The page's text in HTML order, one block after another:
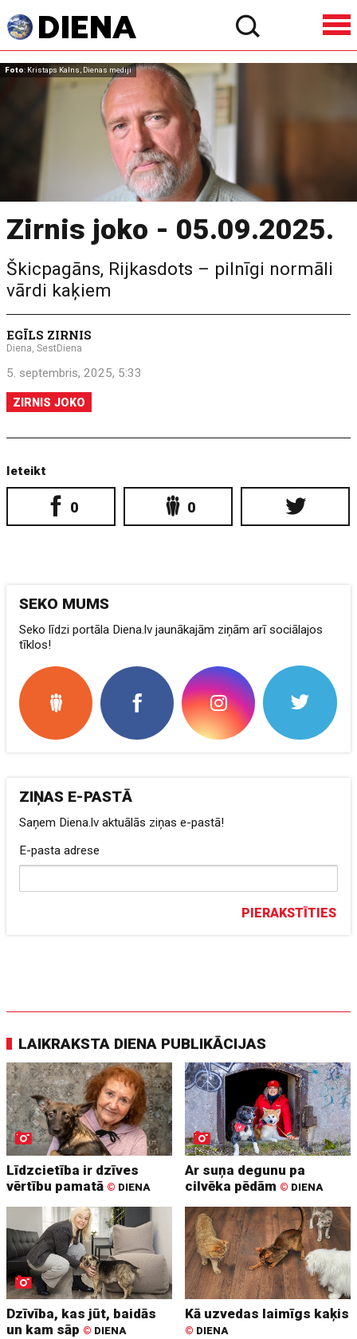
Foto: Kristaps Kalns, Dienas mediji
Zirnis joko - 05.09.2025.
Škicpagāns, Rijkasdots – pilnīgi normāli
vārdi kaķiem
EGĪLS ZIRNIS
Diena, SestDiena
5. septembris, 2025, 5:33
ZIRNIS JOKO
Ieteikt
0 0
SEKO MUMS
Seko līdzi portāla Diena.lv jaunākajām ziņām arī sociālajos
tīklos!
ZIŅAS E-PASTĀ
Saņem Diena.lv aktuālās ziņas e-pastā!
E-pasta adrese
PIERAKSTĪTIES
LAIKRAKSTA DIENA PUBLIKĀCIJAS
Līdzcietība ir dzīves
vērtību pamatā © DIENA
Ar suņa degunu pa
cilvēka pēdām © DIENA
Dzīvība, kas jūt, baidās
un kam sāp © DIENA
Kā uzvedas laimīgs kaķis
© DIENA